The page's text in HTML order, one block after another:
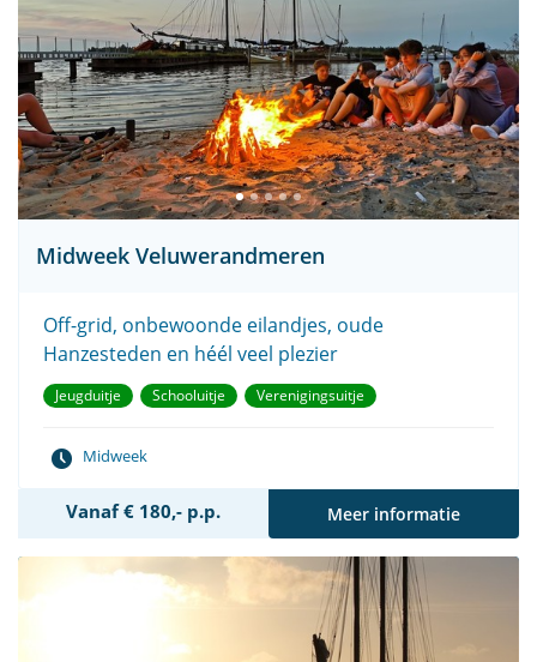
Midweek Veluwerandmeren
Off-grid, onbewoonde eilandjes, oude
Hanzesteden en héél veel plezier
Jeugduitje Schooluitje Verenigingsuitje
Midweek
Vanaf € 180,- p.p. Meer informatie